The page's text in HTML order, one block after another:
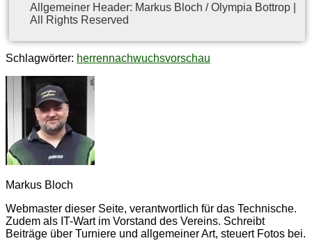
All­ge­mei­ner Hea­der: Mar­kus Bloch / Olym­pia Bot­trop |
All Rights Reserved
Schlagwörter: herrennachwuchsvorschau
Markus Bloch
Webmaster dieser Seite, verantwortlich für das Technische.
Zudem als IT-Wart im Vorstand des Vereins. Schreibt
Beiträge über Turniere und allgemeiner Art, steuert Fotos bei.